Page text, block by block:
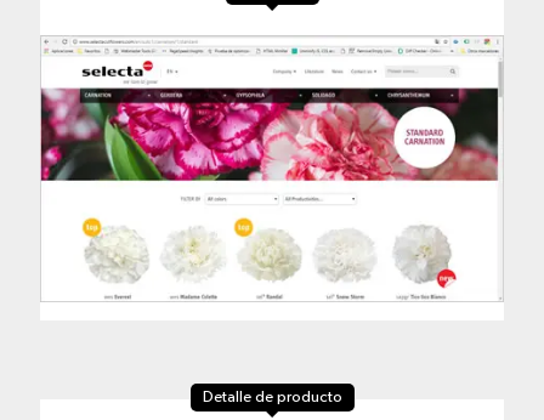
Detalle de producto